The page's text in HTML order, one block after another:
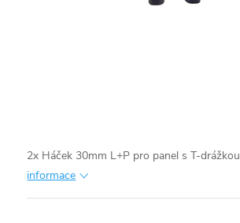
2x Háček 30mm L+P pro panel s T-drážkou
informace